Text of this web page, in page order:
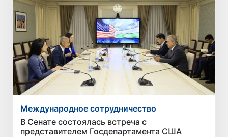
Международное сотрудничество
В Сенате состоялась встреча с
представителем Госдепартамента США